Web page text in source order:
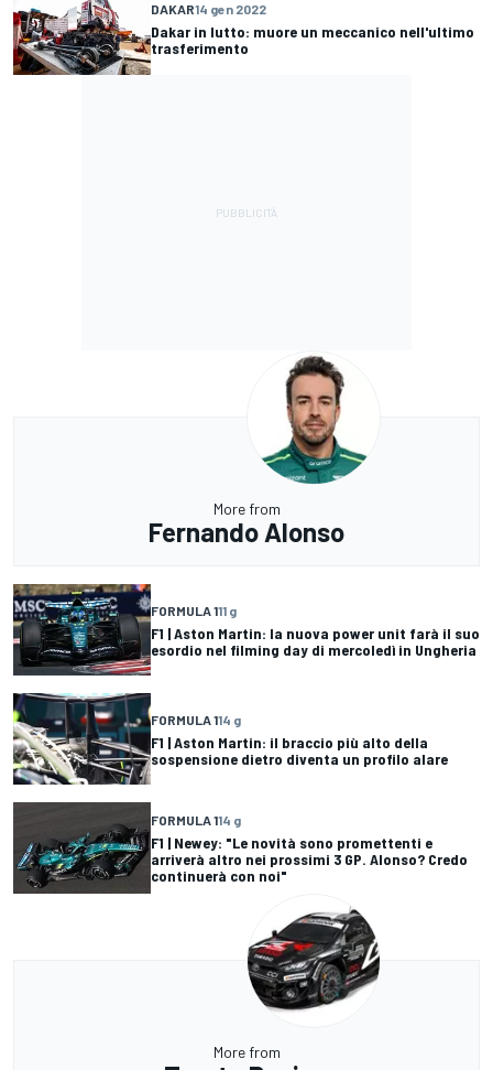
DAKAR14 gen 2022
Dakar in lutto: muore un meccanico nell'ultimo
trasferimento
More from
Fernando Alonso
FORMULA 111 g
F1 | Aston Martin: la nuova power unit farà il suo
esordio nel filming day di mercoledì in Ungheria
FORMULA 114 g
F1 | Aston Martin: il braccio più alto della
sospensione dietro diventa un profilo alare
FORMULA 114 g
F1 | Newey: "Le novità sono promettenti e
arriverà altro nei prossimi 3 GP. Alonso? Credo
continuerà con noi"
More from